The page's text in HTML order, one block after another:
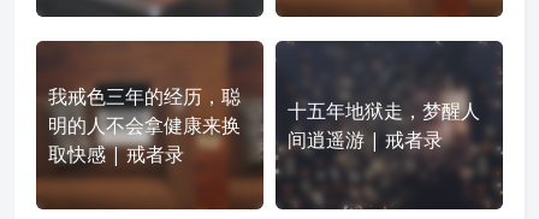
我戒色三年的经历，聪
明的人不会拿健康来换
取快感 | 戒者录
十五年地狱走，梦醒人
间逍遥游 | 戒者录